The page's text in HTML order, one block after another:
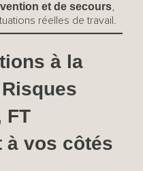
et de secours
réelles de travail.
à la
FT
à vos côtés